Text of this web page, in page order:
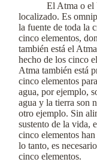
El Atma o el
localizado. Es
la fuente de toda la
cinco elementos,
también está el
hecho de los cinco
Atma también está
cinco elementos
agua, por ejemplo,
agua y la tierra son
otro ejemplo. Sin
sustento de la vida,
cinco elementos
lo tanto, es
cinco elementos.